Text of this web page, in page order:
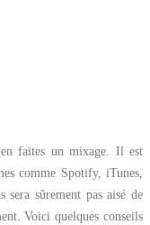
faites un mixage. Il est
comme Spotify, iTunes,
sûrement pas aisé de
Voici quelques conseils